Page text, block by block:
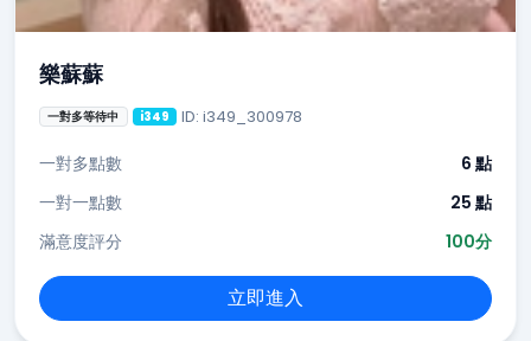
樂蘇蘇
一對多等待中 i349 ID: i349_300978
一對多點數
6 點
一對一點數
25 點
滿意度評分
100分
立即進入